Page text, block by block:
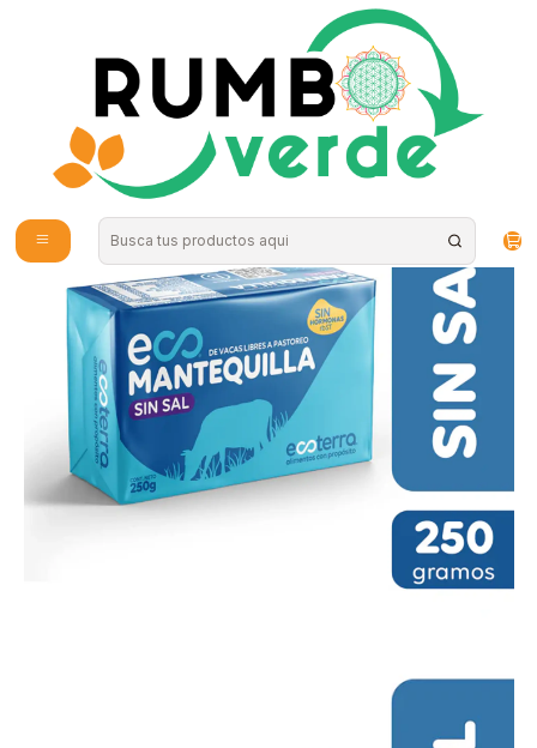
Envío gratis por compras sobre los 59.990 en la provincia de Santiago
Productos Congelados
Mantequilla sin Sal 250 gr ECOTERRA "Congelados, solo disponibles
para retiro en tienda"